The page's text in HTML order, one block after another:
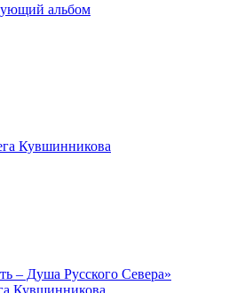
альбом
Кувшинникова
– Душа Русского Севера»
Кувшинникова